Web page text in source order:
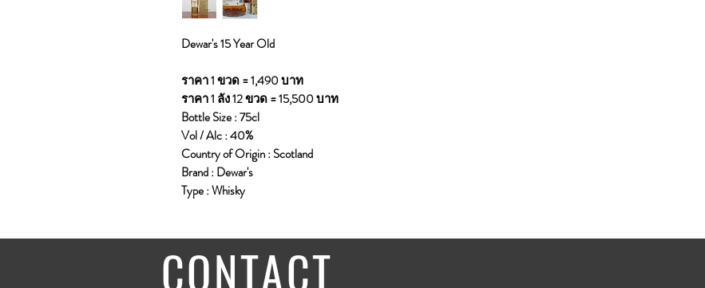
Dewar's 15 Year Old
ราคา 1 ขวด = 1,490 บาท
ราคา 1 ลัง 12 ขวด = 15,500 บาท
Bottle Size : 75cl
Vol / Alc : 40%
Country of Origin : Scotland
Brand : Dewar's
Type : Whisky
CONTACT